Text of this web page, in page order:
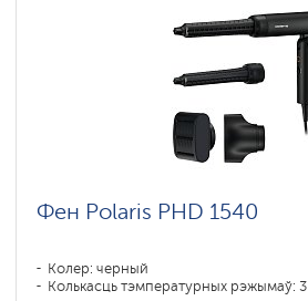
Фен Polaris PHD 1540
Колер: черный
Колькасць тэмпературных рэжымаў: 3